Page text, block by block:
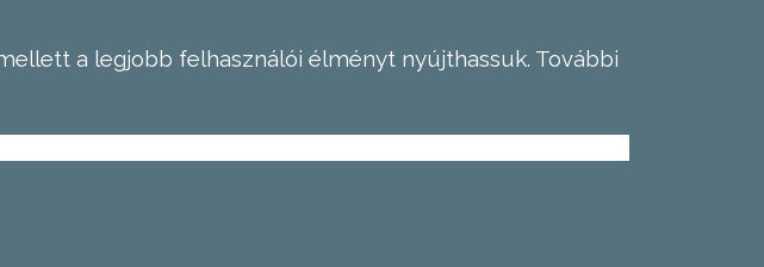
a legjobb felhasználói élményt nyújthassuk. További